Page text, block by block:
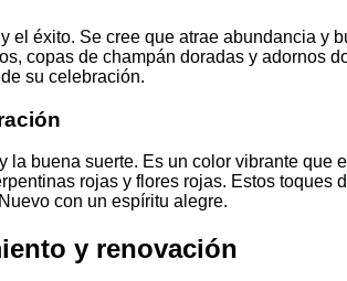
el éxito. Se cree que atrae abundancia y
copas de champán doradas y adornos
su celebración.
buena suerte. Es un color vibrante que
rojas y flores rojas. Estos toques
con un espíritu alegre.
y renovación